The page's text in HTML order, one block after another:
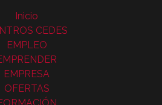
Inicio
CEDES
EMPLEO
EMPRESA
OFERTAS